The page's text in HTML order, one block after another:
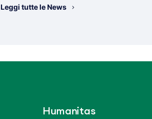
Leggi tutte le News
Humanitas